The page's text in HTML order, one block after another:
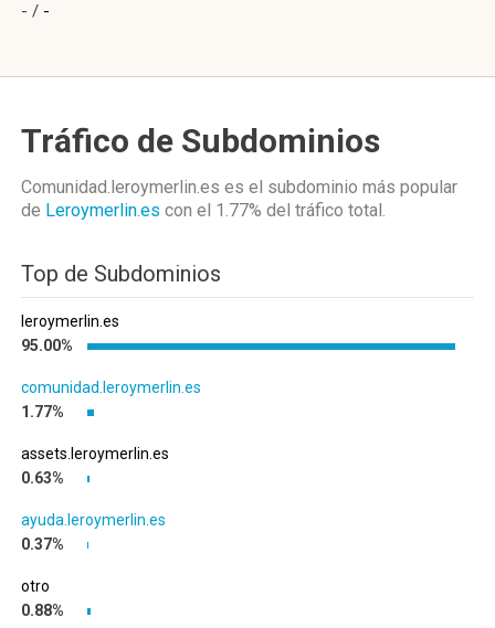
- / -
Tráfico de Subdominios
Comunidad.leroymerlin.es es el subdominio más popular
de Leroymerlin.es con el 1.77% del tráfico total.
Top de Subdominios
leroymerlin.es
95.00%
comunidad.leroymerlin.es
1.77%
assets.leroymerlin.es
0.63%
ayuda.leroymerlin.es
0.37%
otro
0.88%